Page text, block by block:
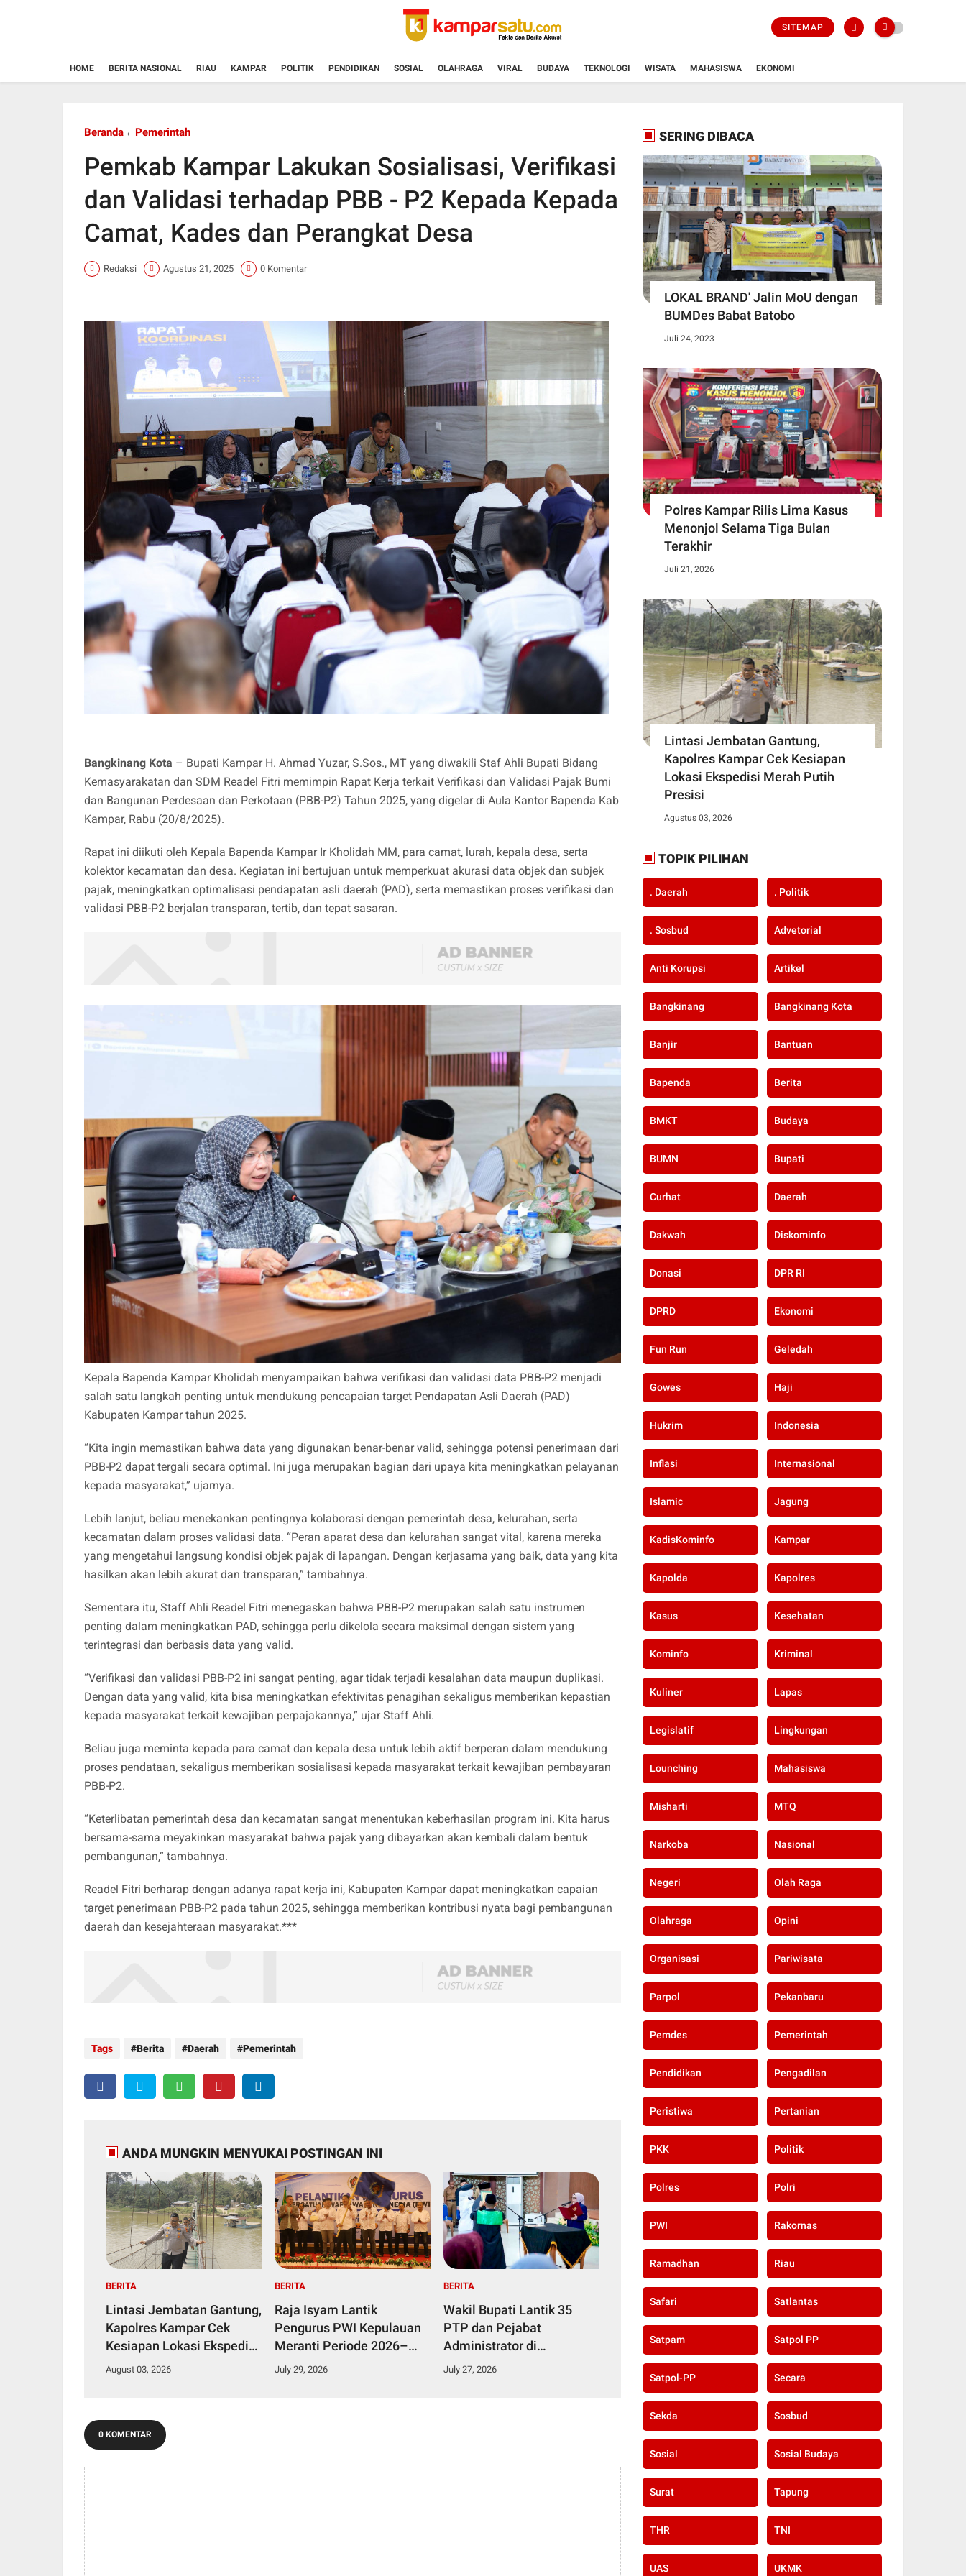
SITEMAP
HOME BERITA NASIONAL RIAU KAMPAR POLITIK PENDIDIKAN SOSIAL OLAHRAGA VIRAL BUDAYA TEKNOLOGI WISATA MAHASISWA EKONOMI
Beranda Pemerintah
Pemkab Kampar Lakukan Sosialisasi, Verifikasi
dan Validasi terhadap PBB - P2 Kepada Kepada
Camat, Kades dan Perangkat Desa
Redaksi Agustus 21, 2025 0 Komentar
Bangkinang Kota – Bupati Kampar H. Ahmad Yuzar, S.Sos., MT yang diwakili Staf Ahli Bupati Bidang
Kemasyarakatan dan SDM Readel Fitri memimpin Rapat Kerja terkait Verifikasi dan Validasi Pajak Bumi
dan Bangunan Perdesaan dan Perkotaan (PBB-P2) Tahun 2025, yang digelar di Aula Kantor Bapenda Kab
Kampar, Rabu (20/8/2025).
Rapat ini diikuti oleh Kepala Bapenda Kampar Ir Kholidah MM, para camat, lurah, kepala desa, serta
kolektor kecamatan dan desa. Kegiatan ini bertujuan untuk memperkuat akurasi data objek dan subjek
pajak, meningkatkan optimalisasi pendapatan asli daerah (PAD), serta memastikan proses verifikasi dan
validasi PBB-P2 berjalan transparan, tertib, dan tepat sasaran.
Kepala Bapenda Kampar Kholidah menyampaikan bahwa verifikasi dan validasi data PBB-P2 menjadi
salah satu langkah penting untuk mendukung pencapaian target Pendapatan Asli Daerah (PAD)
Kabupaten Kampar tahun 2025.
“Kita ingin memastikan bahwa data yang digunakan benar-benar valid, sehingga potensi penerimaan dari
PBB-P2 dapat tergali secara optimal. Ini juga merupakan bagian dari upaya kita meningkatkan pelayanan
kepada masyarakat,” ujarnya.
Lebih lanjut, beliau menekankan pentingnya kolaborasi dengan pemerintah desa, kelurahan, serta
kecamatan dalam proses validasi data. “Peran aparat desa dan kelurahan sangat vital, karena mereka
yang mengetahui langsung kondisi objek pajak di lapangan. Dengan kerjasama yang baik, data yang kita
hasilkan akan lebih akurat dan transparan,” tambahnya.
Sementara itu, Staff Ahli Readel Fitri menegaskan bahwa PBB-P2 merupakan salah satu instrumen
penting dalam meningkatkan PAD, sehingga perlu dikelola secara maksimal dengan sistem yang
terintegrasi dan berbasis data yang valid.
“Verifikasi dan validasi PBB-P2 ini sangat penting, agar tidak terjadi kesalahan data maupun duplikasi.
Dengan data yang valid, kita bisa meningkatkan efektivitas penagihan sekaligus memberikan kepastian
kepada masyarakat terkait kewajiban perpajakannya,” ujar Staff Ahli.
Beliau juga meminta kepada para camat dan kepala desa untuk lebih aktif berperan dalam mendukung
proses pendataan, sekaligus memberikan sosialisasi kepada masyarakat terkait kewajiban pembayaran
PBB-P2.
“Keterlibatan pemerintah desa dan kecamatan sangat menentukan keberhasilan program ini. Kita harus
bersama-sama meyakinkan masyarakat bahwa pajak yang dibayarkan akan kembali dalam bentuk
pembangunan,” tambahnya.
Readel Fitri berharap dengan adanya rapat kerja ini, Kabupaten Kampar dapat meningkatkan capaian
target penerimaan PBB-P2 pada tahun 2025, sehingga memberikan kontribusi nyata bagi pembangunan
daerah dan kesejahteraan masyarakat.***
Tags Berita Daerah Pemerintah
ANDA MUNGKIN MENYUKAI POSTINGAN INI
BERITA
Lintasi Jembatan Gantung,
Kapolres Kampar Cek
Kesiapan Lokasi Ekspedisi
Merah Putih Presisi
August 03, 2026
BERITA
Raja Isyam Lantik
Pengurus PWI Kepulauan
Meranti Periode 2026–
2029
July 29, 2026
BERITA
Wakil Bupati Lantik 35
PTP dan Pejabat
Administrator di
Lingkungan Pemkab
July 27, 2026
0 KOMENTAR
SERING DIBACA
LOKAL BRAND' Jalin MoU dengan
BUMDes Babat Batobo
Juli 24, 2023
Polres Kampar Rilis Lima Kasus
Menonjol Selama Tiga Bulan
Terakhir
Juli 21, 2026
Lintasi Jembatan Gantung,
Kapolres Kampar Cek Kesiapan
Lokasi Ekspedisi Merah Putih
Presisi
Agustus 03, 2026
TOPIK PILIHAN
. Daerah . Politik
. Sosbud Advetorial
Anti Korupsi Artikel
Bangkinang Bangkinang Kota
Banjir Bantuan
Bapenda Berita
BMKT Budaya
BUMN Bupati
Curhat Daerah
Dakwah Diskominfo
Donasi DPR RI
DPRD Ekonomi
Fun Run Geledah
Gowes Haji
Hukrim Indonesia
Inflasi Internasional
Islamic Jagung
KadisKominfo Kampar
Kapolda Kapolres
Kasus Kesehatan
Kominfo Kriminal
Kuliner Lapas
Legislatif Lingkungan
Lounching Mahasiswa
Misharti MTQ
Narkoba Nasional
Negeri Olah Raga
Olahraga Opini
Organisasi Pariwisata
Parpol Pekanbaru
Pemdes Pemerintah
Pendidikan Pengadilan
Peristiwa Pertanian
PKK Politik
Polres Polri
PWI Rakornas
Ramadhan Riau
Safari Satlantas
Satpam Satpol PP
Satpol-PP Secara
Sekda Sosbud
Sosial Sosial Budaya
Surat Tapung
THR TNI
UAS UKMK